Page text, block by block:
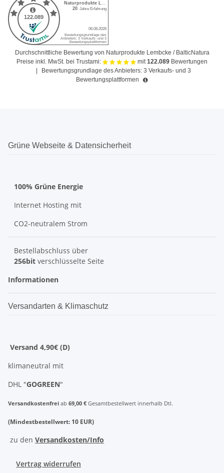
Durchschnittliche Bewertung von Naturprodukte Lembcke / BalticNatura
Preise inkl. MwSt. bei Trustami:
mit122.089 Bewertungen
Bewertungsgrundlage des Anbieters: 3 Verkaufs- und 3
Bewertungsplattformen
Grüne Webseite & Datensicherheit
100% Grüne Energie
Internet Hosting mit
CO2-neutralem Strom
Bestellabschluss über
256bit verschlüsselte Seite
Informationen
Versandarten & Klimaschutz
Versand 4,90€ (D)
klimaneutral mit
DHL "GOGREEN"
Versandkostenfrei ab 69,00 € Gesamtbestellwert innerhalb Dtl.
(Mindestbestellwert: 10 EUR)
zu den Versandkosten/Info
Vertrag widerrufen